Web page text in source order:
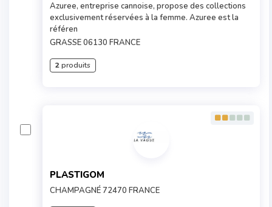
Azuree, entreprise cannoise, propose des collections
exclusivement réservées à la femme. Azuree est la
référen
GRASSE 06130 FRANCE
2produits
PLASTIGOM
CHAMPAGNÉ 72470 FRANCE